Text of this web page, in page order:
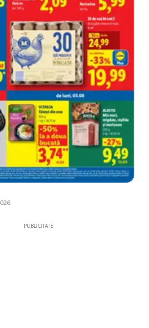
PUBLICITATE